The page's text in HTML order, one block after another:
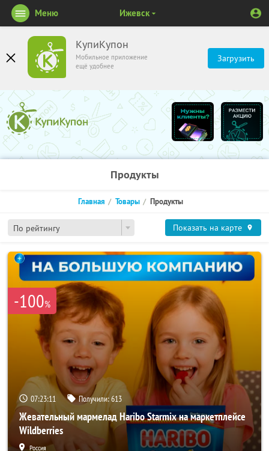
КупиКупон
Мобильное приложение
ещё удобнее
Загрузить
Меню Ижевск
Продукты
По рейтингу
Главная Товары Продукты
Показать на карте
-100%
07:23:10 Получили:613
Жевательный мармелад Haribo Starmix на маркетплейсе
Wildberries
Россия